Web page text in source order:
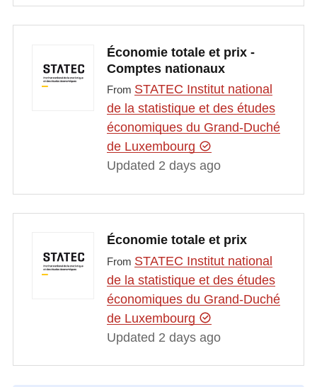
Économie totale et prix -
Comptes nationaux
From STATEC Institut national
de la statistique et des études
économiques du Grand-Duché
de Luxembourg
Updated 2 days ago
Économie totale et prix
From STATEC Institut national
de la statistique et des études
économiques du Grand-Duché
de Luxembourg
Updated 2 days ago